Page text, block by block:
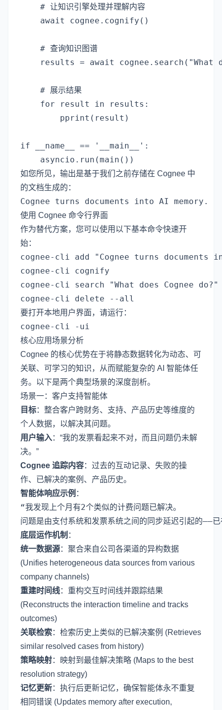
    # 让知识引擎处理并理解内容
    await cognee.cognify()
    # 查询知识图谱
results = await cognee.search("What
    # 展示结果
    for result in results:
        pprint(result)
if __name__ == '__main__':
如您所见，输出是基于我们之前存储在 Cognee 中
的文档生成的：
使用 Cognee 命令行界面
作为替代方案，您可以使用以下基本命令快速开
始：
cognee-cli add "Cognee turns documents
cognee-cli cognify
cognee-cli search "What does Cognee do?"
要打开本地用户界面，请运行：
核心应用场景分析
Cognee 的核心优势在于将静态数据转化为动态、可
关联、可学习的知识，从而赋能复杂的 AI 智能体任
务。以下是两个典型场景的深度剖析。
场景一：客户支持智能体
目标：整合客户跨财务、支持、产品历史等维度的
个人数据，以解决其问题。
用户输入：“我的发票看起来不对，而且问题仍未解
决。”
Cognee 追踪内容：过去的互动记录、失败的操
作、已解决的案例、产品历史。
智能体响应示例 ：
“我发现上个月有2个类似的计费问题已解决。
底层运作机制 ：
统一数据源：聚合来自公司各渠道的异构数据
(Unifies heterogeneous data sources from various
company channels)
重建时间线：重构交互时间线并跟踪结果
(Reconstructs the interaction timeline and tracks
outcomes)
关联检索：检索历史上类似的已解决案例 (Retrieves
similar resolved cases from history)
策略映射：映射到最佳解决策略 (Maps to the best
resolution strategy)
记忆更新：执行后更新记忆，确保智能体永不重复
相同错误 (Updates memory after execution,